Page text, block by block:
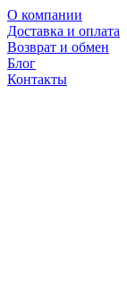
О компании
Доставка и оплата
Возврат и обмен
Блог
Контакты